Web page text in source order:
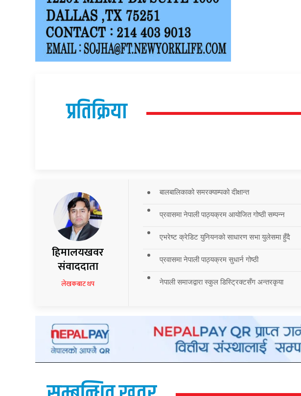
प्रतिक्रिया
हिमालयखवर
संवाददाता
लेखकबाट थप
बालबालिकाको समरक्याम्पको दीक्षान्त
प्रवासमा नेपाली पाठ्यक्रम आयोजित गोष्ठी सम्पन्न
एभरेष्ट क्रेडिट युनियनको साधारण सभा युलेसमा हुँदै
प्रवासमा नेपाली पाठ्यक्रम सुधार्न गोष्ठी
नेपाली समाजद्वारा स्कुल डिस्ट्रिक्टसँग अन्तरकृया